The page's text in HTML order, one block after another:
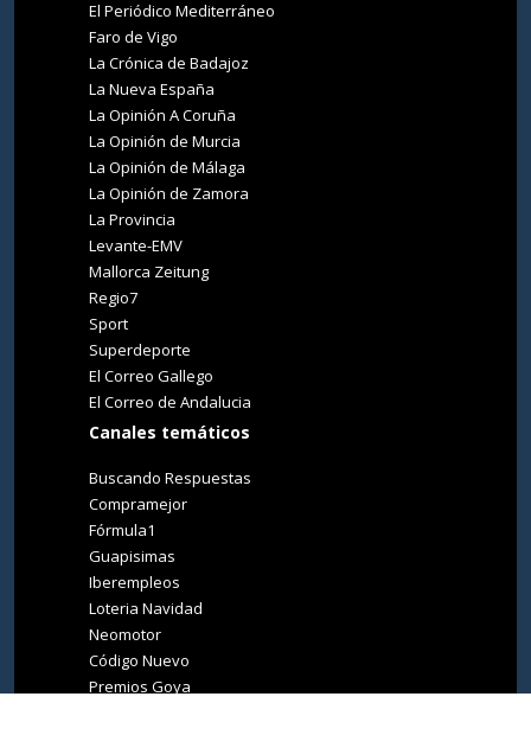
El Periódico Mediterráneo
Faro de Vigo
La Crónica de Badajoz
La Nueva España
La Opinión A Coruña
La Opinión de Murcia
La Opinión de Málaga
La Opinión de Zamora
La Provincia
Levante-EMV
Mallorca Zeitung
Regio7
Sport
Superdeporte
El Correo Gallego
El Correo de Andalucia
Canales temáticos
Buscando Respuestas
Compramejor
Fórmula1
Guapisimas
Iberempleos
Loteria Navidad
Neomotor
Código Nuevo
Premios Goya